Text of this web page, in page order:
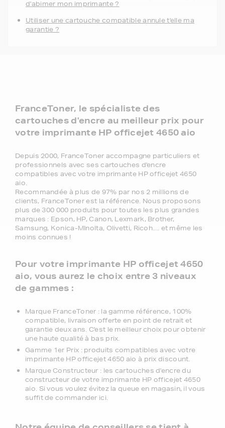
Est ce qu'utiliser une cartouche compatible risque
d'abimer mon imprimante ?
Utiliser une cartouche compatible annule t'elle ma
FranceToner, le spécialiste des
cartouches d'encre au meilleur prix pour
Depuis 2000, FranceToner accompagne particuliers et
professionnels avec ses cartouches d'encre
compatibles avec votre imprimante HP officejet 4650
Recommandée à plus de 97% par nos 2 millions de
clients, FranceToner est la référence. Nous proposons
plus de 300 000 produits pour toutes les plus grandes
marques : Epson, HP, Canon, Lexmark, Brother,
Samsung, Konica-MInolta, Olivetti, Ricoh.... et même les
moins connues !
Pour votre imprimante HP officejet 4650
aio, vous aurez le choix entre 3 niveaux